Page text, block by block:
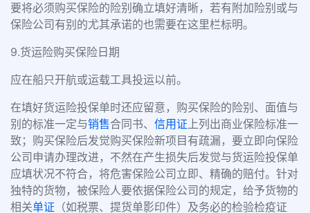
要将必须购买保险的险别确立填好清晰，若有附加险别或与
保险公司有别的尤其承诺的也需要在这里栏标明。
9.货运险购买保险日期
应在船只开航或运载工具投运以前。
在填好货运险投保单时还应留意，购买保险的险别、面值与
别的标准一定与销售合同书、 信用证上列出商业保险标准一
致；购买保险后发觉购买保险新项目有疏漏，要立即向保险
公司申请办理改进，不然在产生损失后发觉与货运险投保单
应填状况不符合，将危害保险公司立即、精确的赔付。针对
独特的货物，被保险人要依据保险公司的规定，给予货物的
相关单证 （如税票、提货单影印件）及务必的检验检疫证